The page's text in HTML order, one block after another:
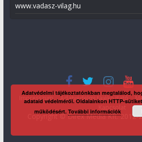
www.vadasz-vilag.hu
Impresszum Adatvédelmi tájékoztató
Copyright © Direx Média Kft.
Adatvédelmi tájékoztatónkban megtalálod,
adataid védelméről. Oldalainkon HTTP-
működésért.További információk